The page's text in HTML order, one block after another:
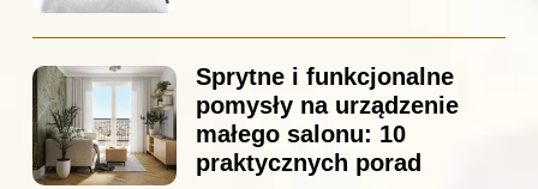
Sprytne i funkcjonalne
pomysły na urządzenie
małego salonu: 10
praktycznych porad